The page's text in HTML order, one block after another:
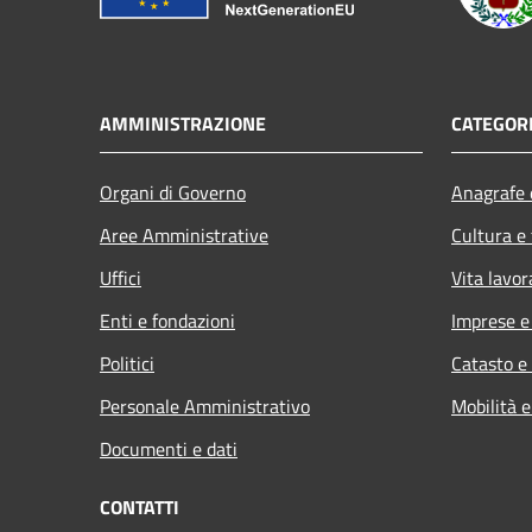
AMMINISTRAZIONE
Organi di Governo
Aree Amministrative
Uffici
Enti e fondazioni
Politici
Personale Amministrativo
Documenti e dati
Cultura
Vita
Imprese
Catasto
Mobilità
CONTATTI